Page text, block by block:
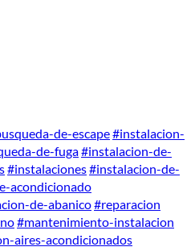
de-escape#instalacion-
de-fuga#instalacion-de-
#instalaciones#instalacion-de-
acondicionado
de-abanico#reparacion
#mantenimiento-instalacion
aires-acondicionados